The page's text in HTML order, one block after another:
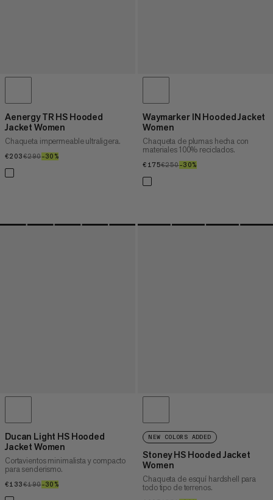
Aenergy TR HS Hooded
Jacket Women
Chaqueta impermeable ultraligera.
€203€203
€290€290
–30%
Waymarker IN Hooded Jacket
Women
Chaqueta de plumas hecha con
materiales 100% reciclados.
€175€175
€250€250
–30%
Ducan Light HS Hooded
Jacket Women
Cortavientos minimalista y compacto
para senderismo.
€133€133
€190€190
–30%
NEW COLORS ADDED
Stoney HS Hooded Jacket
Women
Chaqueta de esquí hardshell para
todo tipo de terrenos.